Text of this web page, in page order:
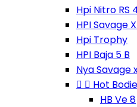
Hpi Nitro RS
HPI Savage
Hpi Trophy
HPI Baja 5 B
Nya Savage
  Hot
HB Ve 8